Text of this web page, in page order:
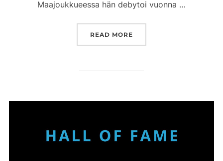
Maajoukkueessa hän debytoi vuonna …
READ MORE